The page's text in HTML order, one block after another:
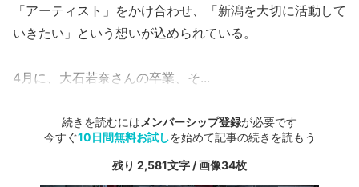
「アーティスト」をかけ合わせ、「新潟を大切に活動して
いきたい」という想いが込められている。
4月に、大石若奈さんの卒業、そ...
続きを読むには メンバーシップ登録が必要です
今すぐ10日間無料お試しを始めて記事の続きを読もう
残り 2,581文字 / 画像34枚